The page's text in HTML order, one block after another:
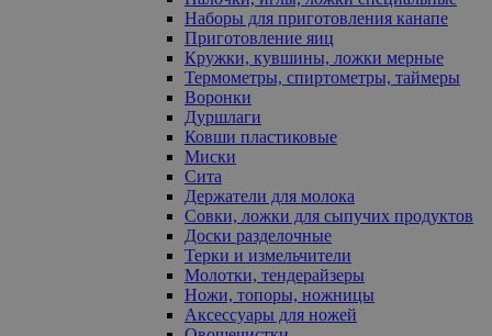
Наборы для приготовления канапе
Приготовление яиц
Кружки, кувшины, ложки мерные
Термометры, спиртометры, таймеры
Воронки
Дуршлаги
Ковши пластиковые
Миски
Сита
Держатели для молока
Совки, ложки для сыпучих продуктов
Доски разделочные
Терки и измельчители
Молотки, тендерайзеры
Ножи, топоры, ножницы
Аксессуары для ножей